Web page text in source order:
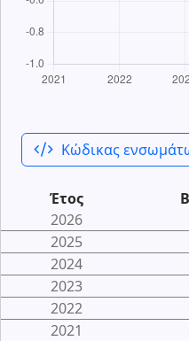
code_xml Κώδικας
Έτος
2026
2025
2024
2023
2022
2021